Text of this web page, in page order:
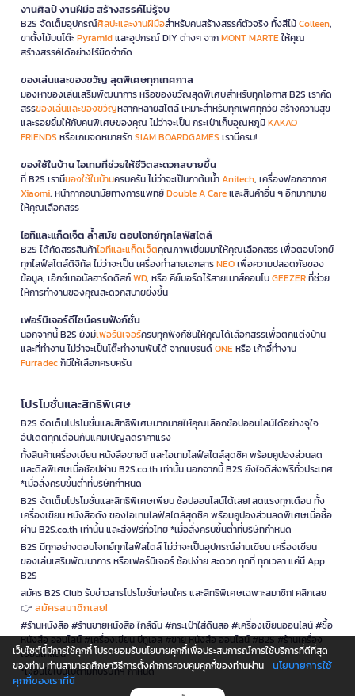
งานศิลป์ งานฝีมือ สร้างสรรค์ไม่รู้จบ
B2S จัดเต็มอุปกรณ์ศิลปะและงานฝีมือสำหรับคนสร้างสรรค์ตัวจริง ทั้งสีไม้Colleen,
ขาตั้งไม้บนโต๊ะPyramidและอุปกรณ์ DIY ต่างๆ จากMONT MARTEให้คุณ
สร้างสรรค์ได้อย่างไร้ขีดจำกัด
ของเล่นและของขวัญ สุดพิเศษทุกเทศกาล
มองหาของเล่นเสริมพัฒนาการ หรือของขวัญสุดพิเศษสำหรับทุกโอกาส B2S เราคัด
สรรของเล่นและของขวัญหลากหลายสไตล์ เหมาะสำหรับทุกเพศทุกวัย สร้างความสุข
และรอยยิ้มให้กับคนพิเศษของคุณ ไม่ว่าจะเป็น กระเป๋าเก็บอุณหภูมิKAKAO
FRIENDS หรือเกมจดหมายรักSIAM BOARDGAMES เรามีครบ!
ของใช้ในบ้าน ไอเทมที่ช่วยให้ชีวิตสะดวกสบายขึ้น
ที่ B2S เรามีของใช้ในบ้านครบครัน ไม่ว่าจะเป็นกาต้มน้ำAnitech, เครื่องฟอกอากาศ
Xiaomi, หน้ากากอนามัยทางการแพทย์Double A Careและสินค้าอื่น ๆ อีกมากมาย
ให้คุณเลือกสรร
ไอทีและแก็ดเจ็ต ล้ำสมัย ตอบโจทย์ทุกไลฟ์สไตล์
B2S ได้คัดสรรสินค้าไอทีและแก็ดเจ็ตคุณภาพเยี่ยมมาให้คุณเลือกสรร เพื่อตอบโจทย์
ทุกไลฟ์สไตล์ดิจิทัล ไม่ว่าจะเป็น เครื่องทำลายเอกสารNEOเพื่อความปลอดภัยของ
ข้อมูล, เอ็กซ์เทอนัลฮาร์ดดิสก์WD, หรือ คีย์บอร์ดไร้สายเมาส์คอมโบGEEZERที่ช่วย
ให้การทำงานของคุณสะดวกสบายยิ่งขึ้น
เฟอร์นิเจอร์ดีไซน์ครบฟังก์ชั่น
นอกจากนี้ B2S ยังมีเฟอร์นิเจอร์ครบทุกฟังก์ชันให้คุณได้เลือกสรรเพื่อตกแต่งบ้าน
และที่ทำงาน ไม่ว่าจะเป็นโต๊ะทำงานพับได้ จากแบรนด์ONEหรือ เก้าอี้ทำงาน
Furradecก็มีให้เลือกครบครัน
โปรโมชั่นและสิทธิพิเศษ
B2S จัดเต็มโปรโมชั่นและสิทธิพิเศษมากมายให้คุณเลือกช้อปออนไลน์ได้อย่างจุใจ
อัปเดตทุกเดือนกับแคมเปญลดราคาแรง
ทั้งสินค้าเครื่องเขียน หนังสือขายดี และไอเทมไลฟ์สไตล์สุดชิค พร้อมคูปองส่วนลด
และดีลพิเศษเมื่อช้อปผ่าน B2S.co.th เท่านั้น นอกจากนี้ B2S ยังใจดีส่งฟรีทั่วประเทศ
*เมื่อสั่งครบขั้นต่ำที่บริษัทกำหนด
B2S จัดเต็มโปรโมชั่นและสิทธิพิเศษเพียบ ช้อปออนไลน์ได้เลย! ลดแรงทุกเดือน ทั้ง
เครื่องเขียน หนังสือดัง ของไอเทมไลฟ์สไตล์สุดชิค พร้อมคูปองส่วนลดพิเศษเมื่อซื้อ
ผ่าน B2S.co.th เท่านั้น และส่งฟรีทั่วไทย *เมื่อสั่งครบขั้นต่ำที่บริษัทกำหนด
B2S มีทุกอย่างตอบโจทย์ทุกไลฟ์สไตล์ ไม่ว่าจะเป็นอุปกรณ์อ่านเขียน เครื่องเขียน
ของเล่นเสริมพัฒนาการ หรือเฟอร์นิเจอร์ ช้อปง่าย สะดวก ทุกที่ ทุกเวลา แค่มี App
B2S
สมัคร B2S Club รับข่าวสารโปรโมชั่นก่อนใคร และสิทธิพิเศษเฉพาะสมาชิก! คลิกเลย
👉 สมัครสมาชิกเลย!
#ร้านหนังสือ #ร้านขายหนังสือ ใกล้ฉัน #กระเป๋าใส่ดินสอ #เครื่องเขียนออนไลน์ #ซื้อ
หนังสือ ออนไลน์ #เครื่องเขียน บีทูเอส #ขาย หนังสือ ออนไลน์ #B2S #ร้านเครื่อง
เขียนใกล้ฉัน
*เงื่อนไขเป็นไปตามที่บริษัทฯ กำหนด
เว็บไซต์นี้มีการใช้คุกกี้ โปรดยอมรับนโยบายคุกกี้เพื่อประสบการณ์การใช้บริการที่ดีที่สุด
ของท่าน ท่านสามารถศึกษาวิธีการตั้งค่าการควบคุมคุกกี้ของท่านผ่าน
นโยบายการใช้
คุกกี้ของเราที่นี่